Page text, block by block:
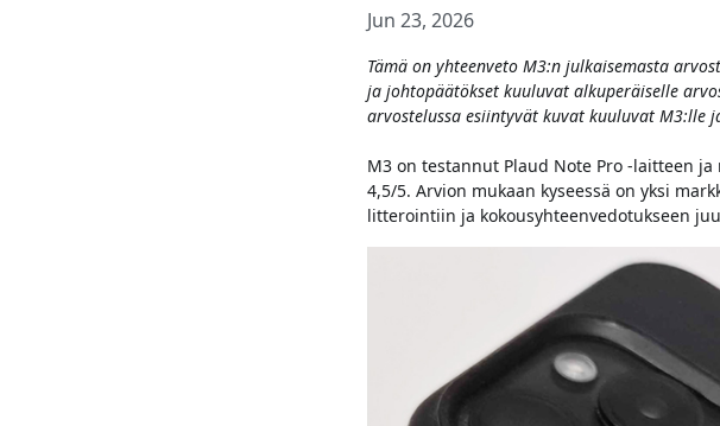
Jun 23, 2026
Tämä on yhteenveto M3:n julkaisemasta
ja johtopäätökset kuuluvat alkuperäiselle
arvostelussa esiintyvät kuvat kuuluvat M3:lle
M3 on testannut Plaud Note Pro -laitteen ja
4,5/5. Arvion mukaan kyseessä on yksi
litterointiin ja kokousyhteenvedotukseen